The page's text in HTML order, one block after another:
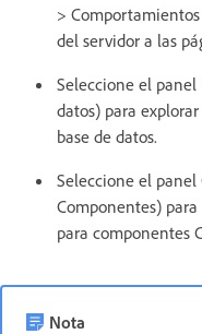
>
del servidor a las
Seleccione el panel
datos) para
base de datos.
Seleccione el
Componentes)
para componentes
Nota